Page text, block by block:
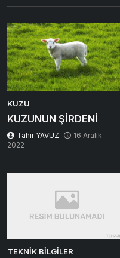
KUZU
KUZUNUN ŞİRDENİ
Tahir YAVUZ
16 Aralık
2022
TEKNIK BILGILER